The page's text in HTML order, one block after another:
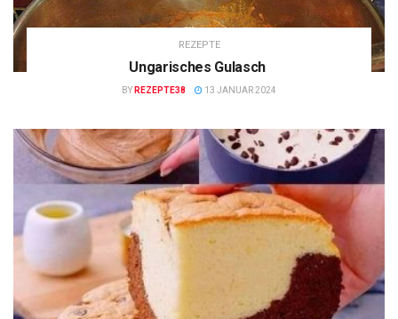
REZEPTE
Ungarisches Gulasch
BY REZEPTE38 13 JANUAR 2024